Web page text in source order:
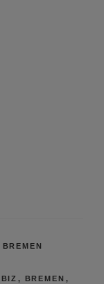
BREMEN
BIZ , BREMEN ,